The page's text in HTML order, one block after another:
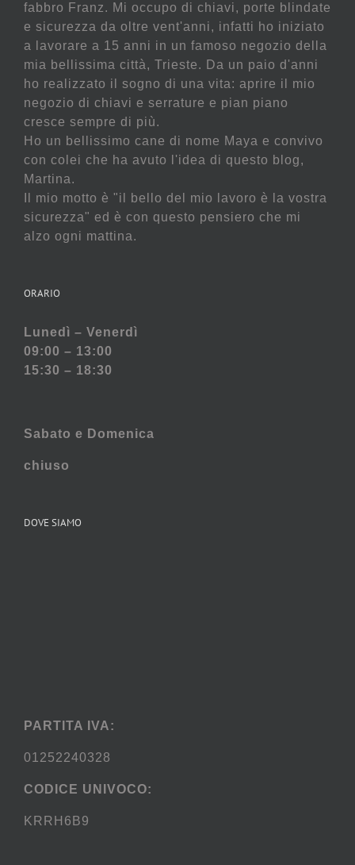
fabbro Franz. Mi occupo di chiavi, porte blindate
e sicurezza da oltre vent'anni, infatti ho iniziato
a lavorare a 15 anni in un famoso negozio della
mia bellissima città, Trieste. Da un paio d'anni
ho realizzato il sogno di una vita: aprire il mio
negozio di chiavi e serrature e pian piano
cresce sempre di più.
Ho un bellissimo cane di nome Maya e convivo
con colei che ha avuto l'idea di questo blog,
Martina.
Il mio motto è "il bello del mio lavoro è la vostra
sicurezza" ed è con questo pensiero che mi
alzo ogni mattina.
ORARIO
Lunedì – Venerdì
09:00 – 13:00
15:30 – 18:30
Sabato e Domenica
chiuso
DOVE SIAMO
PARTITA IVA:
01252240328
CODICE UNIVOCO:
KRRH6B9